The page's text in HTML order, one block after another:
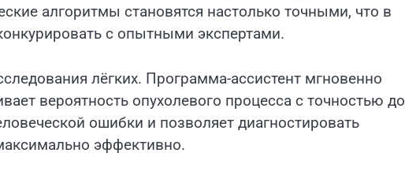
алгоритмы становятся настолько точными, что в
с опытными экспертами.
лёгких. Программа-ассистент мгновенно
вероятность опухолевого процесса с точностью до
ошибки и позволяет диагностировать
эффективно.